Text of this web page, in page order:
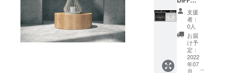
状況、
使用部
材の供
給状
況、製
造工程
上の都
合等に
より出
るよう
徹底し
ており
ます
が、 お
使いの
モニ
ター設
定、お
量産効
率が向
上した
場合、
正規販
売価格
が販売
予定価
格より
ており
ます。
色はブ
ラック
とホワ
イトか
らお選
びいた
A × 2
個 一般
販売予
定価格
35,600
→2492
0円 (税
支援
者：
0人
お届
け予
定：
2022
年07
月